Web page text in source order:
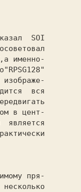
именно-
вся
в цент-
является